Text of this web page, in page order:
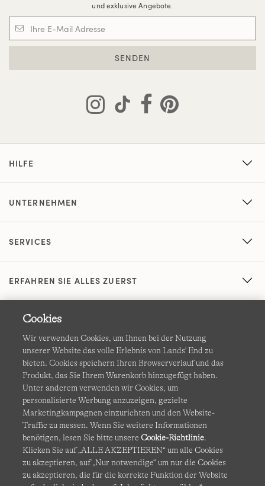
und exklusive Angebote.
SENDEN
HILFE
UNTERNEHMEN
SERVICES
ERFAHREN SIE ALLES ZUERST
AGB Datenschutz & Sicherheit
Cookies Ich möchte auswählen Barrierefreiheit
Site Map Internationale Websites
Diese Website ist durch reCAPTCHA geschützt. Es gelten die
Datenschutzerklärung undNutzungsbedingungenvon
Cookies
Wir verwenden Cookies, um Ihnen bei der Nutzung
unserer Website das volle Erlebnis von Lands' End zu
bieten. Cookies speichern Ihren Browserverlauf und das
Produkt, das Sie Ihrem Warenkorb hinzugefügt haben.
Unter anderem verwenden wir Cookies, um
personalisierte Werbung anzuzeigen, gezielte
Marketingkampagnen einzurichten und den Website-
Traffic zu messen. Wenn Sie weitere Informationen
benötigen, lesen Sie bitte unsereCookie-Richtlinie.
Klicken Sie auf „ALLE AKZEPTIEREN“ um alle Cookies
zu akzeptieren, auf „Nur notwendige“ um nur die Cookies
zu akzeptieren, die für die korrekte Funktion der Website